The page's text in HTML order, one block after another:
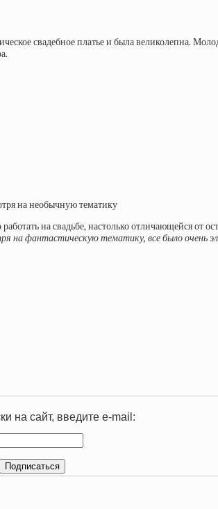
свадебное платье и была великолепна.
на необычную тематику
на свадьбе, настолько отличающейся от
на фантастическую тематику, все было очень
на сайт, введите e-mail: